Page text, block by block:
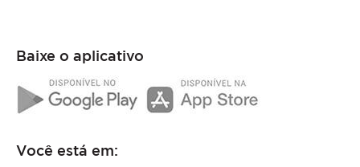
Baixe o aplicativo
Você está em: